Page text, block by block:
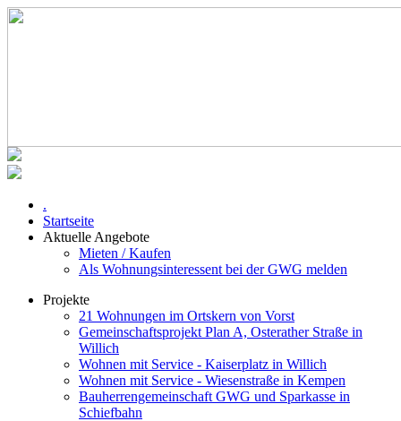
.
Startseite
Aktuelle Angebote
Mieten / Kaufen
Als Wohnungsinteressent bei der GWG melden
Projekte
21 Wohnungen im Ortskern von Vorst
Gemeinschaftsprojekt Plan A, Osterather Straße in
Willich
Wohnen mit Service - Kaiserplatz in Willich
Wohnen mit Service - Wiesenstraße in Kempen
Bauherrengemeinschaft GWG und Sparkasse in
Schiefbahn